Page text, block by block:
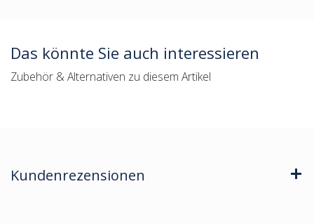
Das könnte Sie auch interessieren
Zubehör & Alternativen zu diesem Artikel
Kundenrezensionen